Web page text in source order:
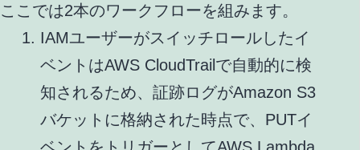
ここでは2本のワークフローを組みます。
IAMユーザーがスイッチロールしたイ
ベントはAWS CloudTrailで自動的に検
知されるため、証跡ログがAmazon S3
バケットに格納された時点で、PUTイ